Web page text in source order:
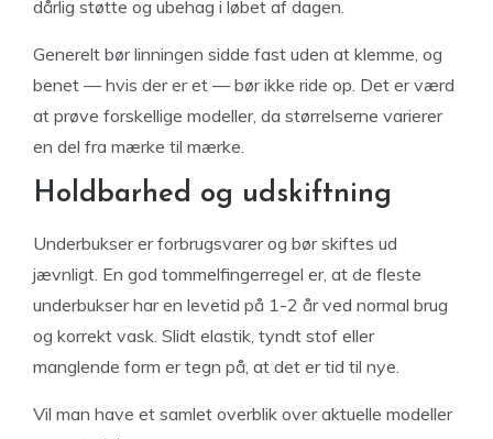
dårlig støtte og ubehag i løbet af dagen.
Generelt bør linningen sidde fast uden at klemme, og
benet — hvis der er et — bør ikke ride op. Det er værd
at prøve forskellige modeller, da størrelserne varierer
en del fra mærke til mærke.
Holdbarhed og udskiftning
Underbukser er forbrugsvarer og bør skiftes ud
jævnligt. En god tommelfingerregel er, at de fleste
underbukser har en levetid på 1-2 år ved normal brug
og korrekt vask. Slidt elastik, tyndt stof eller
manglende form er tegn på, at det er tid til nye.
Vil man have et samlet overblik over aktuelle modeller